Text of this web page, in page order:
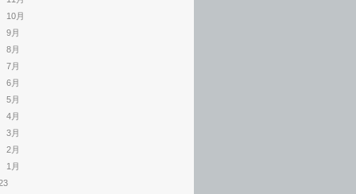
10月
9月
8月
7月
6月
5月
4月
3月
2月
1月